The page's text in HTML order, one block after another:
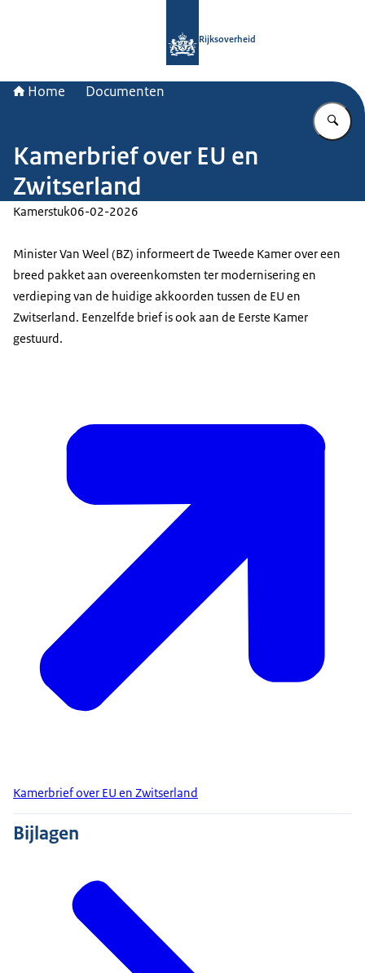
Rijksoverheid
Home Documenten
Kamerbrief over EU en
Zwitserland
Kamerstuk06-02-2026
Minister Van Weel (BZ) informeert de Tweede Kamer over een
breed pakket aan overeenkomsten ter modernisering en
verdieping van de huidige akkoorden tussen de EU en
Zwitserland. Eenzelfde brief is ook aan de Eerste Kamer
gestuurd.
Kamerbrief over EU en Zwitserland
Bijlagen